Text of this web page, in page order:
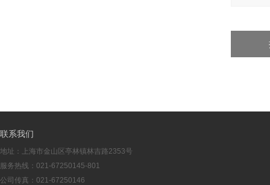
联系我们
地址：上海市金山区亭林镇林吉路2353号
服务热线：021-67250145-801
公司传真：021-67250146